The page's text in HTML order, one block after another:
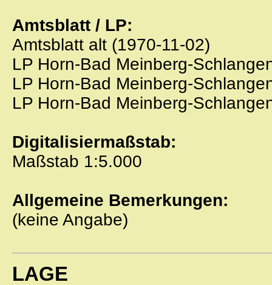
Amtsblatt / LP:
Amtsblatt alt (1970-11-02)
LP Horn-Bad Meinberg-
LP Horn-Bad Meinberg-
LP Horn-Bad Meinberg-
Digitalisiermaßstab:
Maßstab 1:5.000
Allgemeine Bemerkungen:
(keine Angabe)
LAGE